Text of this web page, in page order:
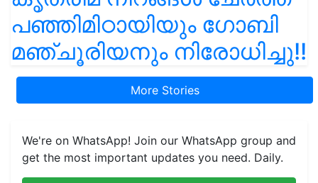
പഞ്ഞിമിഠായിയും ഗോബി
മഞ്ചൂരിയനും നിരോധിച്ചു!!
More Stories
We're on WhatsApp! Join our WhatsApp group and
get the most important updates you need. Daily.